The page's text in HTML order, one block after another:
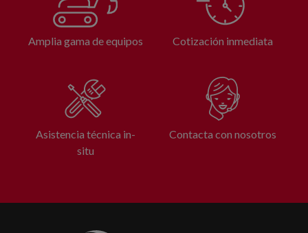
Amplia gama de equipos Cotización inmediata
Asistencia técnica in-
situ
Contacta con nosotros